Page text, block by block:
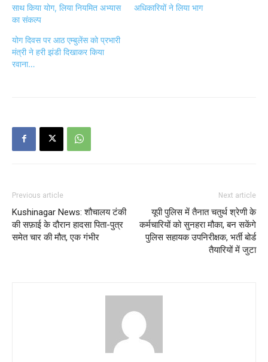
साथ किया योग, लिया नियमित अभ्यास
का संकल्प
अधिकारियों ने लिया भाग
योग दिवस पर आठ एम्बुलेंस को प्रभारी
मंत्री ने हरी झंडी दिखाकर किया
रवाना…
Previous article
Kushinagar News: शौचालय टंकी
की सफ़ाई के दौरान हादसा पिता-पुत्र
समेत चार की मौत, एक गंभीर
Next article
यूपी पुलिस में तैनात चतुर्थ श्रेणी के
कर्मचारियों को सुनहरा मौका, बन सकेंगे
पुलिस सहायक उपनिरीक्षक, भर्ती बोर्ड
तैयारियों में जुटा